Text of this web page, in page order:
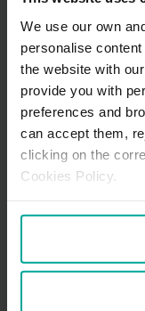
We use our own
personalise
the website with
provide you with
preferences and
can accept them,
clicking on the
Cookies Policy.
varios
capacidad
Si solo viajáis
adivinar
ciudades que
distraerán un buen
Dicho esto, ahora
amenizar la ruta
carretera y